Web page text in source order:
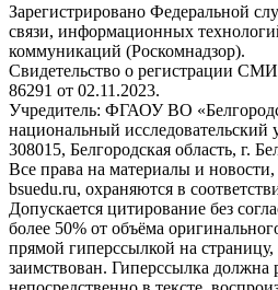
Зарегистрировано Федеральной
связи, информационных
коммуникаций (Роскомнадзор).
Свидетельство о регистрации
86291 от 02.11.2023.
Учредитель: ФГАОУ ВО
национальный исследовательский
308015, Белгородская область, г.
Все права на материалы и
bsuedu.ru, охраняются в
Допускается цитирование без
более 50% от объёма
прямой гиперссылкой на страницу,
заимствован. Гиперссылка должна